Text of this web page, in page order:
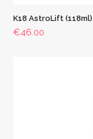
K18 AstroLift (118ml)
€46.00